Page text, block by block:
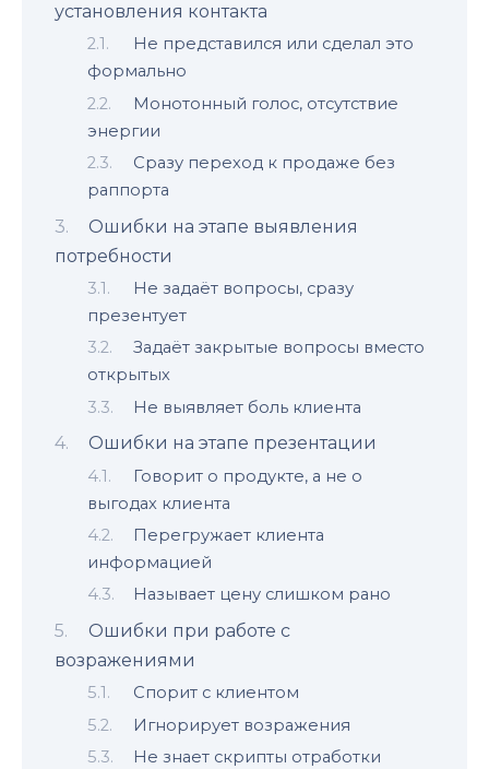
установления контакта
Не представился или сделал это
формально
Монотонный голос, отсутствие
энергии
Сразу переход к продаже без
раппорта
Ошибки на этапе выявления
потребности
Не задаёт вопросы, сразу
презентует
Задаёт закрытые вопросы вместо
открытых
Не выявляет боль клиента
Ошибки на этапе презентации
Говорит о продукте, а не о
выгодах клиента
Перегружает клиента
информацией
Называет цену слишком рано
Ошибки при работе с
возражениями
Спорит с клиентом
Игнорирует возражения
Не знает скрипты отработки